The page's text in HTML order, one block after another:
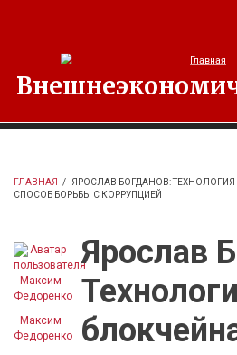
ГЛАВНАЯ /
ЯРОСЛАВ БОГДАНОВ:
СПОСОБ БОРЬБЫ С КОРРУПЦИЕЙ
Максим
Федоренко
Ярослав